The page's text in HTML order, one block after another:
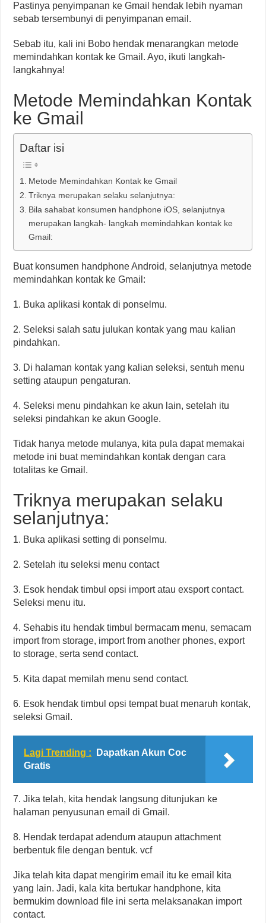
Pastinya penyimpanan ke Gmail hendak lebih nyaman
sebab tersembunyi di penyimpanan email.
Sebab itu, kali ini Bobo hendak menarangkan metode
memindahkan kontak ke Gmail. Ayo, ikuti langkah-
langkahnya!
Metode Memindahkan Kontak
ke Gmail
Daftar isi
Metode Memindahkan Kontak ke Gmail
Triknya merupakan selaku selanjutnya:
Bila sahabat konsumen handphone iOS, selanjutnya
merupakan langkah- langkah memindahkan kontak ke
Gmail:
Buat konsumen handphone Android, selanjutnya metode
memindahkan kontak ke Gmail:
1. Buka aplikasi kontak di ponselmu.
2. Seleksi salah satu julukan kontak yang mau kalian
pindahkan.
3. Di halaman kontak yang kalian seleksi, sentuh menu
setting ataupun pengaturan.
4. Seleksi menu pindahkan ke akun lain, setelah itu
seleksi pindahkan ke akun Google.
Tidak hanya metode mulanya, kita pula dapat memakai
metode ini buat memindahkan kontak dengan cara
totalitas ke Gmail.
Triknya merupakan selaku
selanjutnya:
1. Buka aplikasi setting di ponselmu.
2. Setelah itu seleksi menu contact
3. Esok hendak timbul opsi import atau exsport contact.
Seleksi menu itu.
4. Sehabis itu hendak timbul bermacam menu, semacam
import from storage, import from another phones, export
to storage, serta send contact.
5. Kita dapat memilah menu send contact.
6. Esok hendak timbul opsi tempat buat menaruh kontak,
seleksi Gmail.
Lagi Trending :
Dapatkan Akun Coc
Gratis
7. Jika telah, kita hendak langsung ditunjukan ke
halaman penyusunan email di Gmail.
8. Hendak terdapat adendum ataupun attachment
berbentuk file dengan bentuk. vcf
Jika telah kita dapat mengirim email itu ke email kita
yang lain. Jadi, kala kita bertukar handphone, kita
bermukim download file ini serta melaksanakan import
contact.